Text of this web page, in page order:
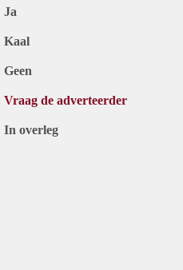
Ja
Kaal
Geen
Vraag de adverteerder
In overleg